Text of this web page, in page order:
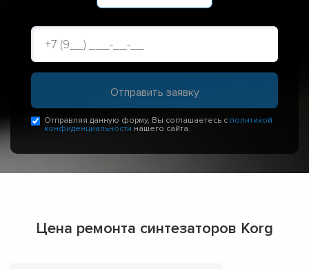
Отправляя данную форму, Вы соглашаетесь с политикой
конфиденциальности нашего сайта
Цена ремонта синтезаторов Korg